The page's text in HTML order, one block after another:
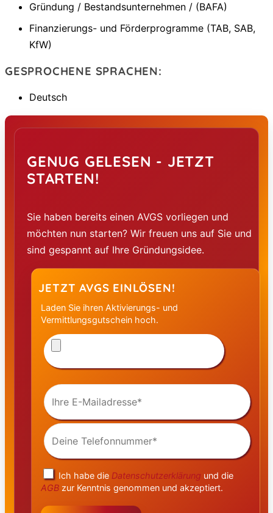
Gründung / Bestandsunternehmen / (BAFA)
Finanzierungs- und Förderprogramme (TAB, SAB,
KfW)
GESPROCHENE SPRACHEN:
Deutsch
GENUG GELESEN - JETZT
STARTEN!
Sie haben bereits einen AVGS vorliegen und
möchten nun starten? Wir freuen uns auf Sie und
sind gespannt auf Ihre Gründungsidee.
JETZT AVGS EINLÖSEN!
Laden Sie ihren Aktivierungs- und
Vermittlungsgutschein hoch.
Bitte
laden
Sie
alle
Ihres
AVGS
hoch
(PDF,
JPG,
PNG,
max.
5 MB,
Pflichtfeld)
Ihre
E-
Mailadresse
(Pflichtfeld)
Deine
Telefonnummer
(Pflichtfeld)
Ich habe die Datenschutzerklärung und die
AGB zur Kenntnis genommen und akzeptiert.